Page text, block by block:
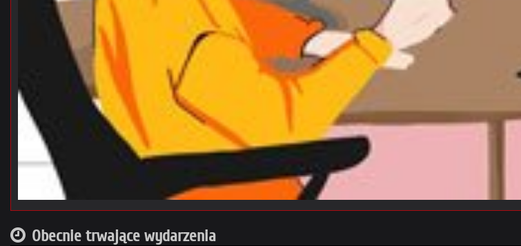
Obecnie trwające wydarzenia